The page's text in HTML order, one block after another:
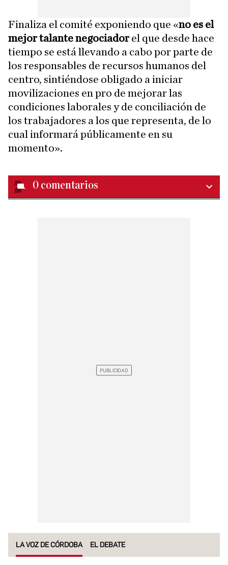
Finaliza el comité exponiendo que «no es el
mejor talante negociadorel que desde hace
tiempo se está llevando a cabo por parte de
los responsables de recursos humanos del
centro, sintiéndose obligado a iniciar
movilizaciones en pro de mejorar las
condiciones laborales y de conciliación de
los trabajadores a los que representa, de lo
cual informará públicamente en su
momento».
0 comentarios
LA VOZ DE CÓRDOBA EL DEBATE